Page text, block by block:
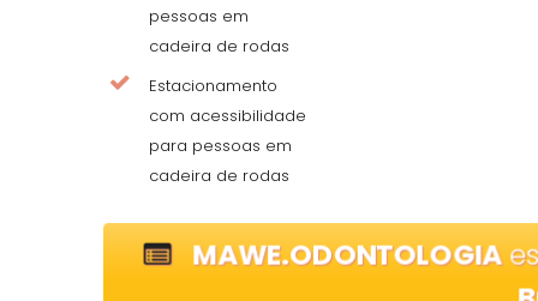
pessoas em
cadeira de rodas
Estacionamento
com acessibilidade
para pessoas em
cadeira de rodas
MAWE.ODONTOLOGIA